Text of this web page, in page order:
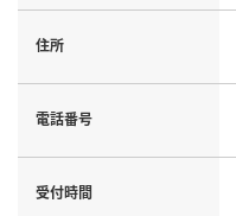
住所
電話番号
受付時間